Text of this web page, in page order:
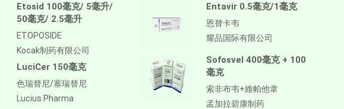
Etosid 100毫克/ 5毫升/
50毫克/ 2.5毫升
ETOPOSIDE
Kocak制药有限公司
LuciCer 150毫克
色瑞替尼/塞瑞替尼
Lucius Pharma
Entavir 0.5毫克/1毫克
恩替卡韦
耀品国际有限公司
Sofosvel 400毫克 + 100
毫克
索非布韦+維帕他韋
孟加拉碧康制药